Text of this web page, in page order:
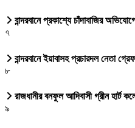
বান্দরবানে প্রকাশ্যে চাঁদাবাজির
৭
বান্দরবানে ইয়াবাসহ প্রচারদল নেতা
৮
রাজধানীর বনফুল আদিবাসী গ্রীন হার্ট
৯